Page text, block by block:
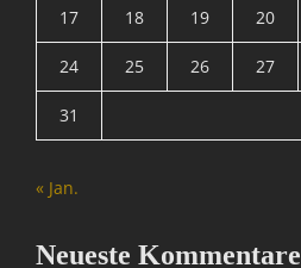
M
T
I
=
17 18 19 20
24 25 26 27
31
« Jan.
Neueste Kommentare